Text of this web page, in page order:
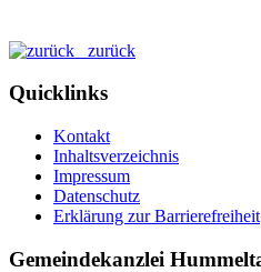
zurück
Quicklinks
Kontakt
Inhaltsverzeichnis
Impressum
Datenschutz
Erklärung zur Barrierefreiheit
Gemeindekanzlei